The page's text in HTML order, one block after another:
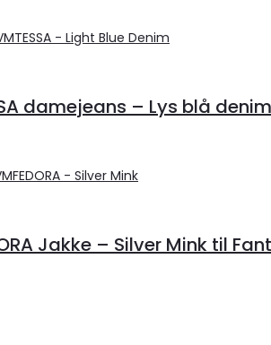
damejeans – Lys blå
Jakke – Silver Mink til